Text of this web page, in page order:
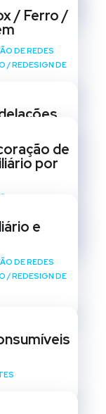
/ Ferro /
DE REDES
/REDESIGN DE
/ REDESIGN DE
de
por
e
DE REDES
/REDESIGN DE